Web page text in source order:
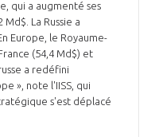
qui a augmenté ses
La Russie a
Europe, le Royaume-
(54,4 Md$) et
a redéfini
», note l'IISS, qui
s'est déplacé